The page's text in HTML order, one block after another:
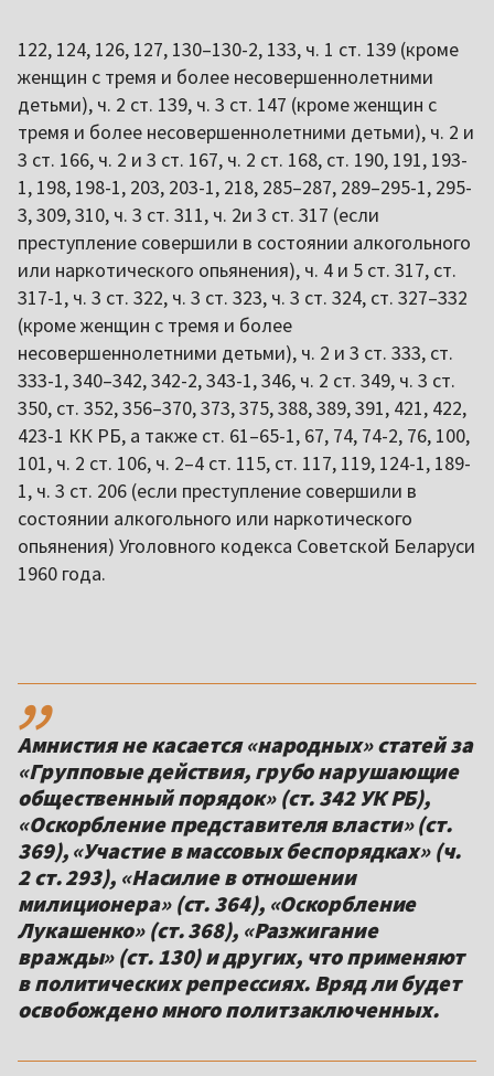
122, 124, 126, 127, 130–130-2, 133, ч. 1 ст. 139 (кроме
женщин с тремя и более несовершеннолетними
детьми), ч. 2 ст. 139, ч. 3 ст. 147 (кроме женщин с
тремя и более несовершеннолетними детьми), ч. 2 и
3 ст. 166, ч. 2 и 3 ст. 167, ч. 2 ст. 168, ст. 190, 191, 193-
1, 198, 198-1, 203, 203-1, 218, 285–287, 289–295-1, 295-
3, 309, 310, ч. 3 ст. 311, ч. 2и 3 ст. 317 (если
преступление совершили в состоянии алкогольного
или наркотического опьянения), ч. 4 и 5 ст. 317, ст.
317-1, ч. 3 ст. 322, ч. 3 ст. 323, ч. 3 ст. 324, ст. 327–332
(кроме женщин с тремя и более
несовершеннолетними детьми), ч. 2 и 3 ст. 333, ст.
333-1, 340–342, 342-2, 343-1, 346, ч. 2 ст. 349, ч. 3 ст.
350, ст. 352, 356–370, 373, 375, 388, 389, 391, 421, 422,
423-1 КК РБ, а также ст. 61–65-1, 67, 74, 74-2, 76, 100,
101, ч. 2 ст. 106, ч. 2–4 ст. 115, ст. 117, 119, 124-1, 189-
1, ч. 3 ст. 206 (если преступление совершили в
состоянии алкогольного или наркотического
опьянения) Уголовного кодекса Советской Беларуси
1960 года.
,,
Амнистия не касается «народных» статей за
«Групповые действия, грубо нарушающие
общественный порядок» (ст. 342 УК РБ),
«Оскорбление представителя власти» (ст.
369), «Участие в массовых беспорядках» (ч.
2 ст. 293), «Насилие в отношении
милиционера» (ст. 364), «Оскорбление
Лукашенко» (ст. 368), «Разжигание
вражды» (ст. 130) и других, что применяют
в политических репрессиях. Вряд ли будет
освобождено много политзаключенных.